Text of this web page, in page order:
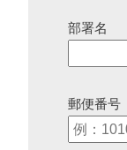
部署名
郵便番号